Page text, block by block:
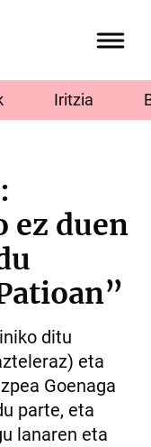
Iritzia
ez duen
ditu
eta
Goenaga
parte, eta
lanaren eta